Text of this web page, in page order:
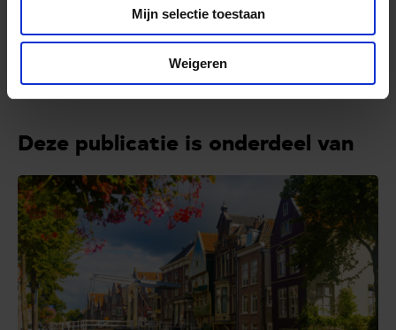
Mijn selectie toestaan
Weigeren
Lees meer over POCITYF op deprojectpagina
Deze publicatie is onderdeel van